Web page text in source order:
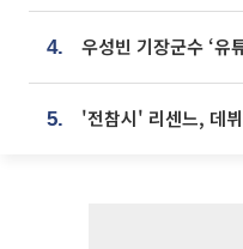
4.
5.